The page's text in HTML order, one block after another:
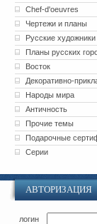
Chef-d'oeuvres
Чертежи и планы
Русские художники
Планы русских
Восток
Декоративно-
Народы мира
Античность
Прочие темы
Подарочные
Серии
АВТОРИЗАЦИЯ
логин